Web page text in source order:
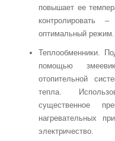
повышает ее
контролировать
оптимальный режим.
Теплообменники.
помощью
отопительной
тепла.
существенное
нагревательных
электричество.